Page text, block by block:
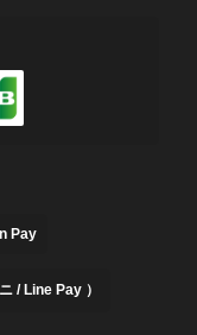
Pay
/ Line Pay ）